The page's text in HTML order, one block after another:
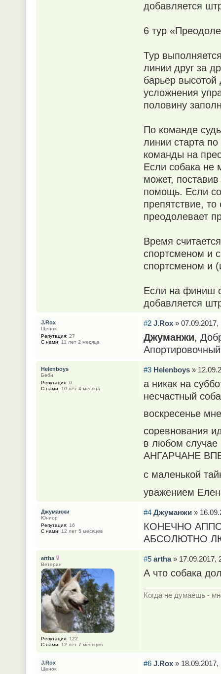
добавляется
6 тур
Тур
линии друг за
барьер высотой
усложнения
половину
По команде
линии старта
команды на
Если собака не
может,
помощь. Если
препятствие,
преодолевает
Время
спортсменом и
спортсменом и
Если на финиш
добавляется
#2 J.Rox» 07.09.2017,
Джуманжи,
J.Rox
Щенок
Репутация: 27
С нами: 11 лет 2 месяца
#3 Helenboys»
а никак на
несчастный
воскресенье
соревнования
в любом случае
АНГАРЧАНЕ
с маленькой
уважением
Helenboys
Беби
Репутация: 0
С нами: 10 лет 4 месяца
#4 Джуманжи»
КОНЕЧНО
АБСОЛЮТНО
Джуманжи
Юниор
Репутация: 16
С нами: 12 лет 5 месяцев
#5 artha» 17.09.2017,
А что собака
Когда не думаешь -
artha
Ветеран
Репутация: 122
С нами: 12 лет 7 месяцев
#6 J.Rox» 18.09.2017,
J.Rox
Щенок